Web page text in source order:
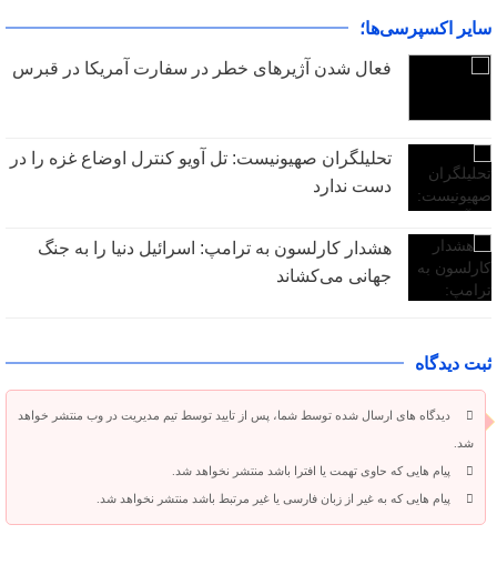
سایر اکسپرسی‌ها؛
فعال شدن آژیرهای خطر در سفارت آمریکا در قبرس
تحلیلگران صهیونیست: تل آویو کنترل اوضاع غزه را در
دست ندارد
هشدار کارلسون به ترامپ: اسرائیل دنیا را به جنگ
جهانی می‌کشاند
ثبت دیدگاه
دیدگاه های ارسال شده توسط شما، پس از تایید توسط تیم مدیریت در وب منتشر خواهد
شد.
پیام هایی که حاوی تهمت یا افترا باشد منتشر نخواهد شد.
پیام هایی که به غیر از زبان فارسی یا غیر مرتبط باشد منتشر نخواهد شد.